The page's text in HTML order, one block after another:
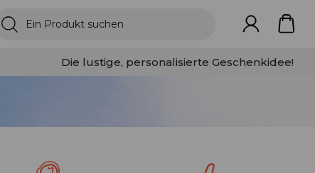
Die lustige, personalisierte Geschenkidee!